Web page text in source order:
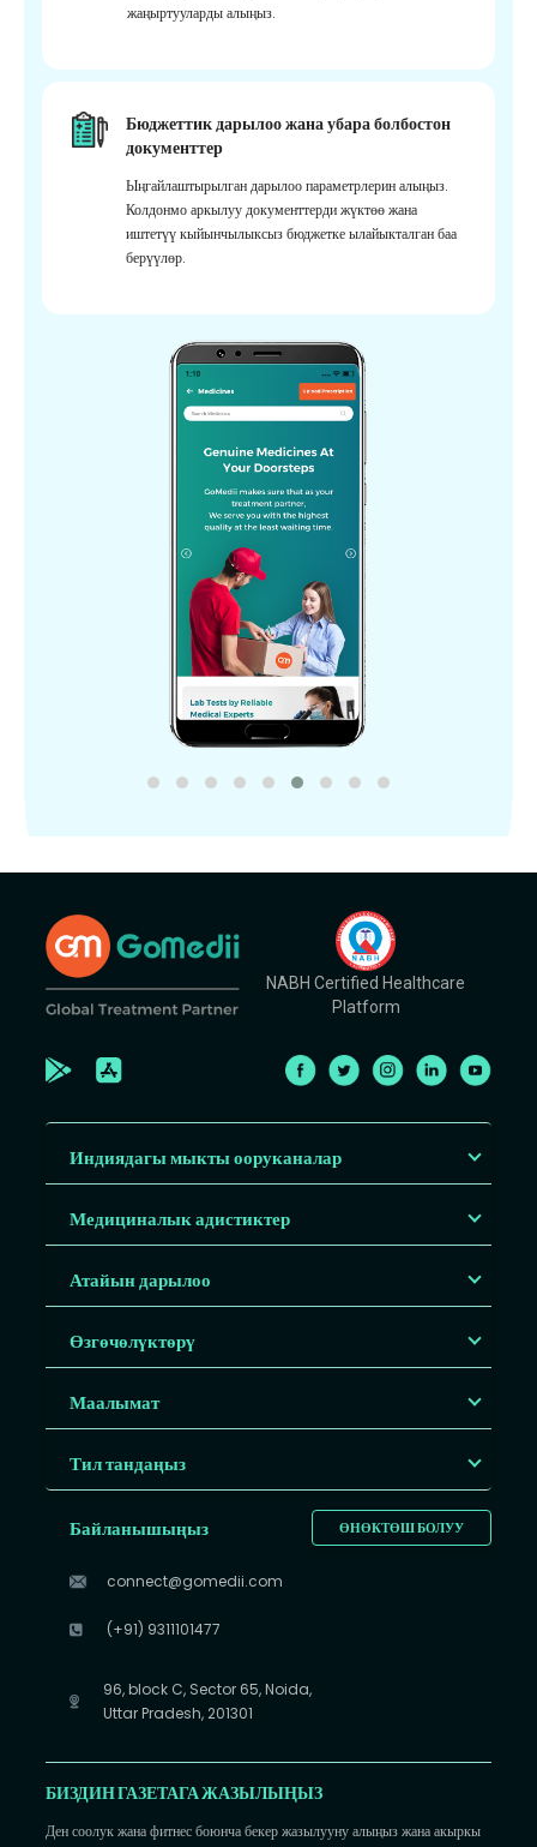
жаңыртууларды алыңыз.
Бюджеттик дарылоо жана убара болбостон
документтер
Ыңгайлаштырылган дарылоо параметрлерин алыңыз.
Колдонмо аркылуу документтерди жүктөө жана
иштетүү кыйынчылыксыз бюджетке ылайыкталган баа
берүүлөр.
NABH Certified Healthcare
Platform
Индиядагы мыкты ооруканалар
Медициналык адистиктер
Атайын дарылоо
Өзгөчөлүктөрү
Маалымат
Тил тандаңыз
ӨНӨКТӨШ БОЛУУ
Байланышыңыз
connect@gomedii.com
(+91) 9311101477
96, block C, Sector 65, Noida,
Uttar Pradesh, 201301
БИЗДИН ГАЗЕТАГА ЖАЗЫЛЫҢЫЗ
Ден соолук жана фитнес боюнча бекер жазылууну алыңыз жана акыркы